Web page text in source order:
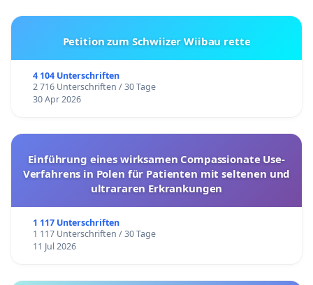
Petition zum Schwiizer Wiibau rette
4 104 Unterschriften
2 716 Unterschriften / 30 Tage
30 Apr 2026
Einführung eines wirksamen Compassionate Use-
Verfahrens in Polen für Patienten mit seltenen und
ultrararen Erkrankungen
1 117 Unterschriften
1 117 Unterschriften / 30 Tage
11 Jul 2026